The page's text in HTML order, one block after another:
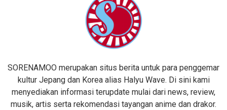
SORENAMOO merupakan situs berita untuk para penggemar
kultur Jepang dan Korea alias Halyu Wave. Di sini kami
menyediakan informasi terupdate mulai dari news, review,
musik, artis serta rekomendasi tayangan anime dan drakor.